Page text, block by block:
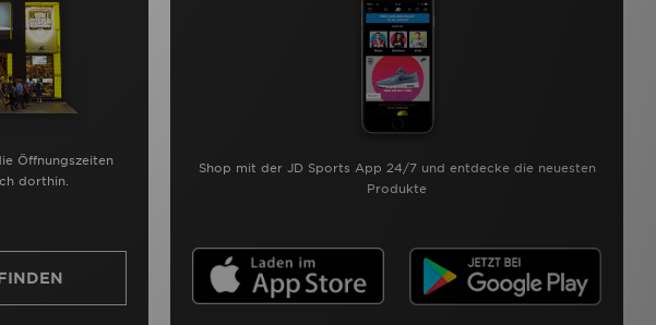
Öffnungszeiten
dorthin.
Shop mit der JD Sports App 24/7 und entdecke die neuesten
Produkte